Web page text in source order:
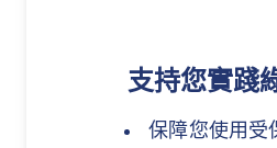
支持您實踐
保障您使用受